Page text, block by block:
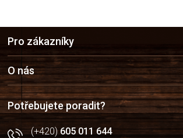
a
t
í
Pro zákazníky
O nás
Potřebujete poradit?
(+420)605 011 644